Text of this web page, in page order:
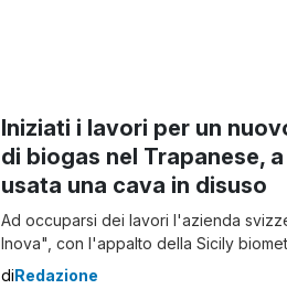
Iniziati i lavori per un
di biogas nel Trapanese,
usata una cava in disuso
Ad occuparsi dei lavori l'azienda
Inova", con l'appalto della Sicily
diRedazione